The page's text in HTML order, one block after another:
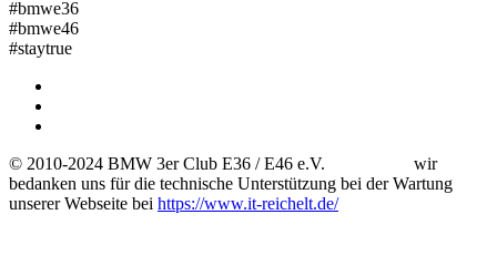
#bmwe36
#bmwe46
#staytrue
© 2010-2024 BMW 3er Club E36 / E46 e.V. wir
bedanken uns für die technische Unterstützung bei der Wartung
unserer Webseite bei https://www.it-reichelt.de/